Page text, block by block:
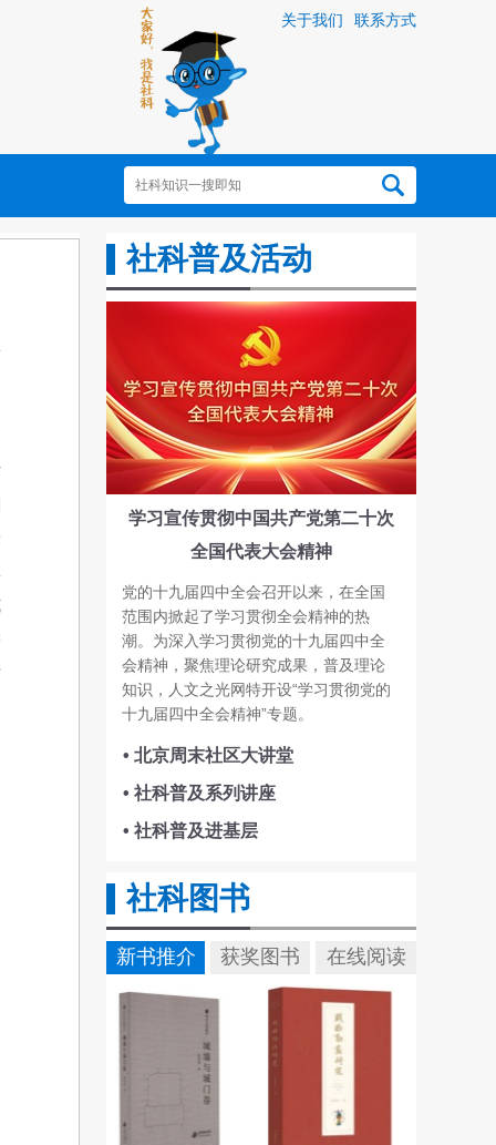
关于我们 联系方式
社科普及活动
学习宣传贯彻中国共产党第二十次
全国代表大会精神
党的十九届四中全会召开以来，在全国
范围内掀起了学习贯彻全会精神的热
潮。为深入学习贯彻党的十九届四中全
会精神，聚焦理论研究成果，普及理论
知识，人文之光网特开设“学习贯彻党的
十九届四中全会精神”专题。
• 北京周末社区大讲堂
• 社科普及系列讲座
• 社科普及进基层
社科图书
新书推介 获奖图书 在线阅读